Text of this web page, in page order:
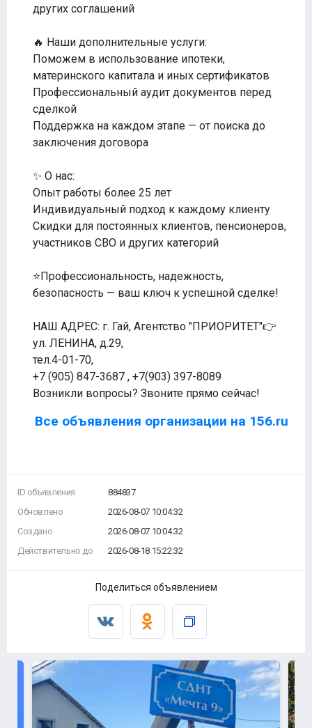
других соглашений
🔥 Наши дополнительные услуги:
Поможем в использование ипотеки,
материнского капитала и иных сертификатов
Профессиональный аудит документов перед
сделкой
Поддержка на каждом этапе — от поиска до
заключения договора
✨ О нас:
Опыт работы более 25 лет
Индивидуальный подход к каждому клиенту
Скидки для постоянных клиентов, пенсионеров,
участников СВО и других категорий
⭐Профессиональность, надежность,
безопасность — ваш ключ к успешной сделке!
НАШ АДРЕС: г. Гай, Агентство "ПРИОРИТЕТ"👉
ул. ЛЕНИНА, д.29,
тел.4-01-70,
+7 (905) 847-3687 , +7(903) 397-8089
Возникли вопросы? Звоните прямо сейчас!
Все объявления организации на 156.ru
ID объявления
Обновлено
Создано
Действительно до
884837
2026-08-07 10:04:32
2026-08-07 10:04:32
2026-08-18 15:22:32
Поделиться объявлением